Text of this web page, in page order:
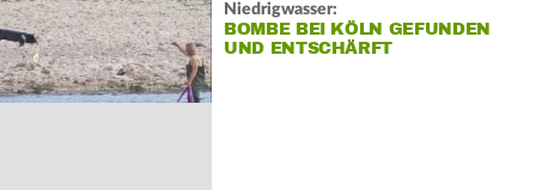
Niedrigwasser:
BOMBE BEI KÖLN GEFUNDEN
UND ENTSCHÄRFT